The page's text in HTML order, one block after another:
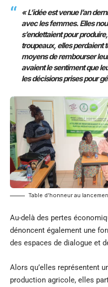
« L’idée est venue l’an
avec les femmes. Elles
s’endettaient pour
troupeaux, elles perdaient
moyens de rembourser
avaient le sentiment que
les décisions prises pour
Table d’honneur au
Au-delà des pertes
dénoncent également une
des espaces de dialogue et
Alors qu’elles représentent
production agricole, elles